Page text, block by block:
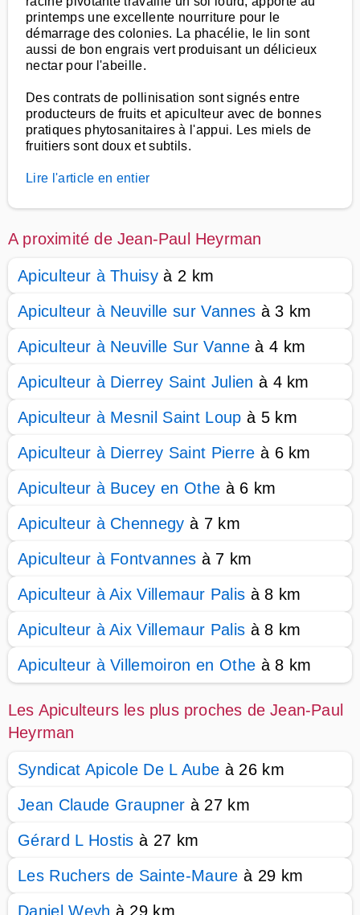
printemps une excellente nourriture pour le
démarrage des colonies. La phacélie, le lin sont
aussi de bon engrais vert produisant un délicieux
nectar pour l'abeille.
Des contrats de pollinisation sont signés entre
producteurs de fruits et apiculteur avec de bonnes
pratiques phytosanitaires à l'appui. Les miels de
fruitiers sont doux et subtils.
Lire l'article en entier
A proximité de Jean-Paul Heyrman
Apiculteur à Thuisy à 2 km
Apiculteur à Neuville sur Vannes à 3 km
Apiculteur à Neuville Sur Vanneà 4 km
Apiculteur à Dierrey Saint Julien à 4 km
Apiculteur à Mesnil Saint Loup à 5 km
Apiculteur à Dierrey Saint Pierre à 6 km
Apiculteur à Bucey en Othe à 6 km
Apiculteur à Chennegy à 7 km
Apiculteur à Fontvannes à 7 km
Apiculteur à Aix Villemaur Palis à 8 km
Apiculteur à Aix Villemaur Palis à 8 km
Apiculteur à Villemoiron en Othe à 8 km
Les Apiculteurs les plus proches de Jean-Paul
Heyrman
Syndicat Apicole De L Aube à 26 km
Jean Claude Graupner à 27 km
Gérard L Hostis à 27 km
Les Ruchers de Sainte-Maure à 29 km
Daniel Weyh à 29 km